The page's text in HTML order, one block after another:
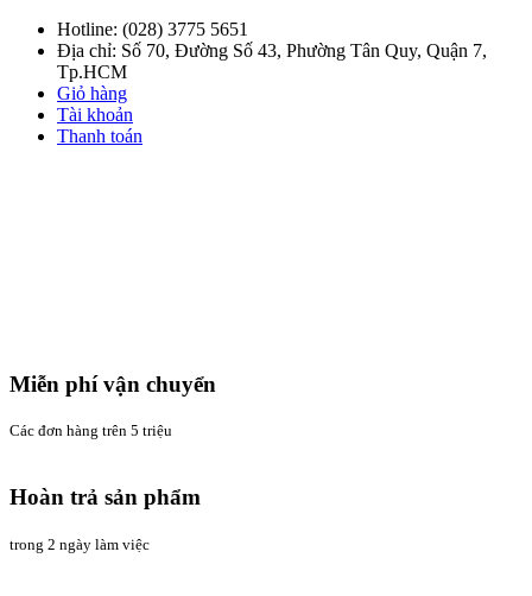
Hotline: (028) 3775 5651
Địa chỉ: Số 70, Đường Số 43, Phường Tân Quy, Quận 7,
Tp.HCM
Giỏ hàng
Tài khoản
Thanh toán
Miễn phí vận chuyển
Các đơn hàng trên 5 triệu
Hoàn trả sản phẩm
trong 2 ngày làm việc